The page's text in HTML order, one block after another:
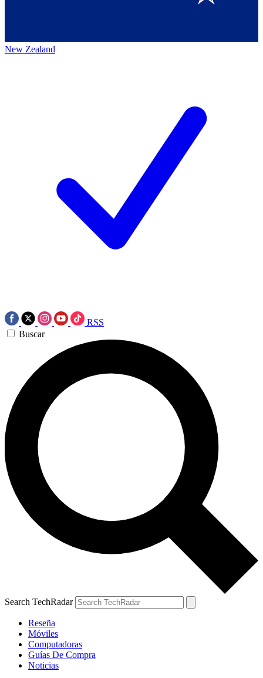
New Zealand
RSS
Buscar
Search TechRadar
Reseña
Móviles
Computadoras
Guías De Compra
Noticias